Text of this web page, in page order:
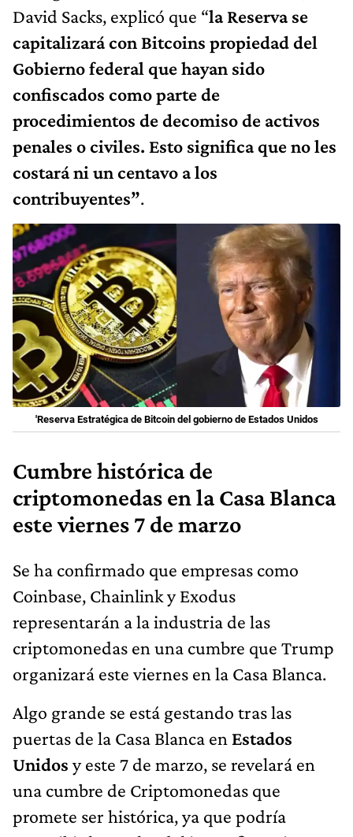
David Sacks, explicó que “la Reserva se
capitalizará con Bitcoins propiedad del
Gobierno federal que hayan sido
confiscados como parte de
procedimientos de decomiso de activos
penales o civiles. Esto significa que no les
costará ni un centavo a los
contribuyentes”.
'Reserva Estratégica de Bitcoin del gobierno de Estados Unidos
Cumbre histórica de
criptomonedas en la Casa Blanca
este viernes 7 de marzo
Se ha confirmado que empresas como
Coinbase, Chainlink y Exodus
representarán a la industria de las
criptomonedas en una cumbre que Trump
organizará este viernes en la Casa Blanca.
Algo grande se está gestando tras las
puertas de la Casa Blanca en Estados
Unidos y este 7 de marzo, se revelará en
una cumbre de Criptomonedas que
promete ser histórica, ya que podría